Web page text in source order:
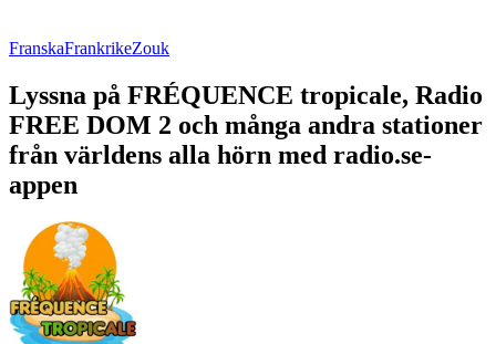
FranskaFrankrikeZouk
Lyssna på FRÉQUENCE tropicale, Radio
FREE DOM 2 och många andra stationer
från världens alla hörn med radio.se-
appen